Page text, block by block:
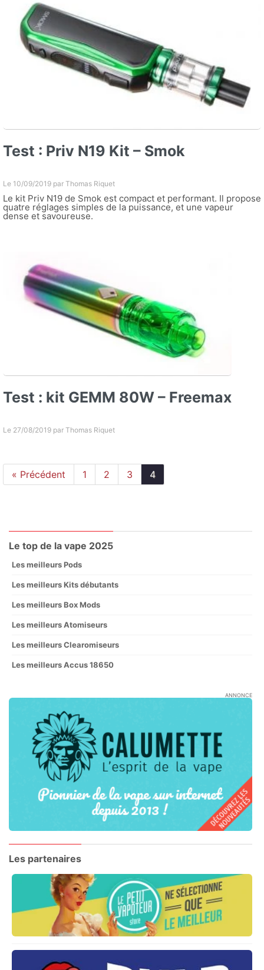
Test : Priv N19 Kit – Smok
Le 10/09/2019 par Thomas Riquet
Le kit Priv N19 de Smok est compact et performant. Il propose
quatre réglages simples de la puissance, et une vapeur
dense et savoureuse.
Test : kit GEMM 80W – Freemax
Le 27/08/2019 par Thomas Riquet
« Précédent 1 2 3 4
Le top de la vape 2025
Les meilleurs Pods
Les meilleurs Kits débutants
Les meilleurs Box Mods
Les meilleurs Atomiseurs
Les meilleurs Clearomiseurs
Les meilleurs Accus 18650
ANNONCE
Les partenaires